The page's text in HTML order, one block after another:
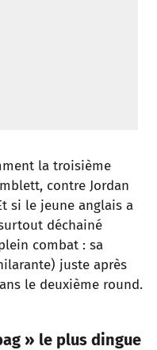
la troisième
contre Jordan
si le jeune anglais a
déchainé
combat : sa
juste après
le deuxième round.
» le plus dingue